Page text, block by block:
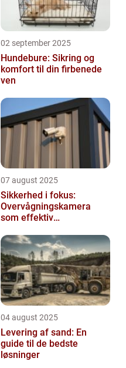
02 september 2025
Hundebure: Sikring og
komfort til din firbenede
ven
07 august 2025
Sikkerhed i fokus:
Overvågningskamera
som effektiv
04 august 2025
Levering af sand: En
guide til de bedste
løsninger